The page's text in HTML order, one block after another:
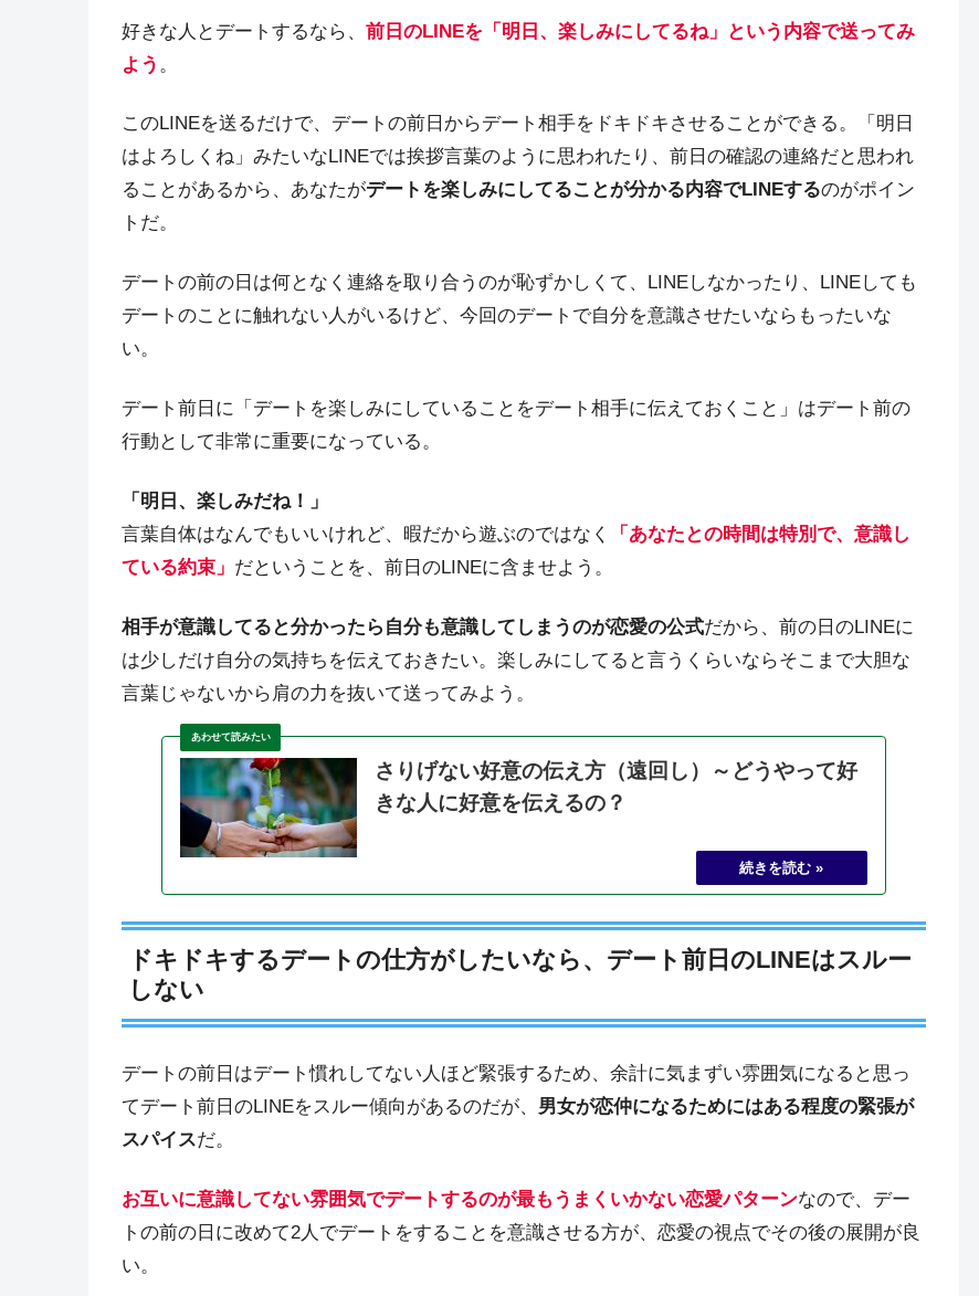
好きな人とデートするなら、 前日のLINEを「明日、楽しみにしてるね」という内容で送ってみ
よう 。
このLINEを送るだけで、デートの前日からデート相手をドキドキさせることができる。「明日
はよろしくね」みたいなLINEでは挨拶言葉のように思われたり、前日の確認の連絡だと思われ
ることがあるから、あなたがデートを楽しみにしてることが分かる内容でLINEするのがポイン
トだ。
デートの前の日は何となく連絡を取り合うのが恥ずかしくて、LINEしなかったり、LINEしても
デートのことに触れない人がいるけど、今回のデートで自分を意識させたいならもったいな
い。
デート前日に「デートを楽しみにしていることをデート相手に伝えておくこと」はデート前の
行動として非常に重要になっている。
「明日、楽しみだね！」
言葉自体はなんでもいいけれど、暇だから遊ぶのではなく
「あなたとの時間は特別で、意識し
ている約束」 だということを、前日のLINEに含ませよう。
相手が意識してると分かったら自分も意識してしまうのが恋愛の公式だから、前の日のLINEに
は少しだけ自分の気持ちを伝えておきたい。楽しみにしてると言うくらいならそこまで大胆な
言葉じゃないから肩の力を抜いて送ってみよう。
さりげない好意の伝え方（遠回し）～どうやって好
きな人に好意を伝えるの？
ドキドキするデートの仕方がしたいなら、デート前日のLINEはスルー
しない
デートの前日はデート慣れしてない人ほど緊張するため、余計に気まずい雰囲気になると思っ
てデート前日のLINEをスルー傾向があるのだが、 男女が恋仲になるためにはある程度の緊張が
スパイスだ。
お互いに意識してない雰囲気でデートするのが最もうまくいかない恋愛パターンなので、デー
トの前の日に改めて2人でデートをすることを意識させる方が、恋愛の視点でその後の展開が良
い。